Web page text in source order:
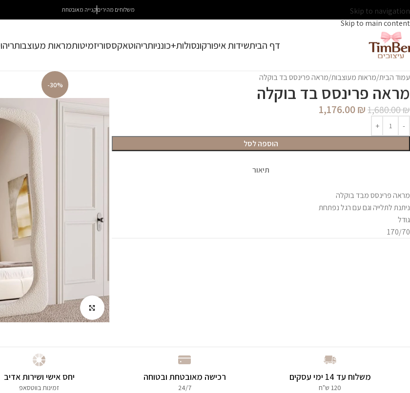
Skip to navigation
Skip to main content
משלוחים מהיריםקנייה מאובטחת
דף הביתשידות איפורקונסולות+כונניותריהוטאקססוריזמיטותמראות מעוצבות
עמוד הבית מראות מעוצבות מראה פרינסס בד בוקלה
מראה פרינסס בד בוקלה
1,680.00₪
1,176.00₪
הוספה לסל
תיאור
מראה פרינסס מבד בוקלה
ניתנת לתלייה וגם עם רגל נפתחת
גודל
170/70
-30%
לחץ להגדלה
משלוח עד 14 ימי עסקים
120 ש"ח
רכישה מאובטחת ובטוחה
24/7
יחס אישי ושירות אדיב
זמינות בווטסאפ